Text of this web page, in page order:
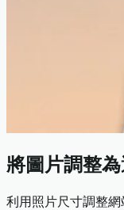
將圖片調整
利用照片尺寸調整